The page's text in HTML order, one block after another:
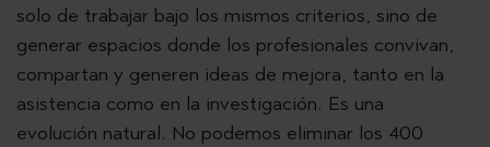
solo de trabajar bajo los mismos criterios, sino de
generar espacios donde los profesionales convivan,
compartan y generen ideas de mejora, tanto en la
asistencia como en la investigación. Es una
evolución natural. No podemos eliminar los 400